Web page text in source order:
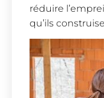
réduire
qu’ils